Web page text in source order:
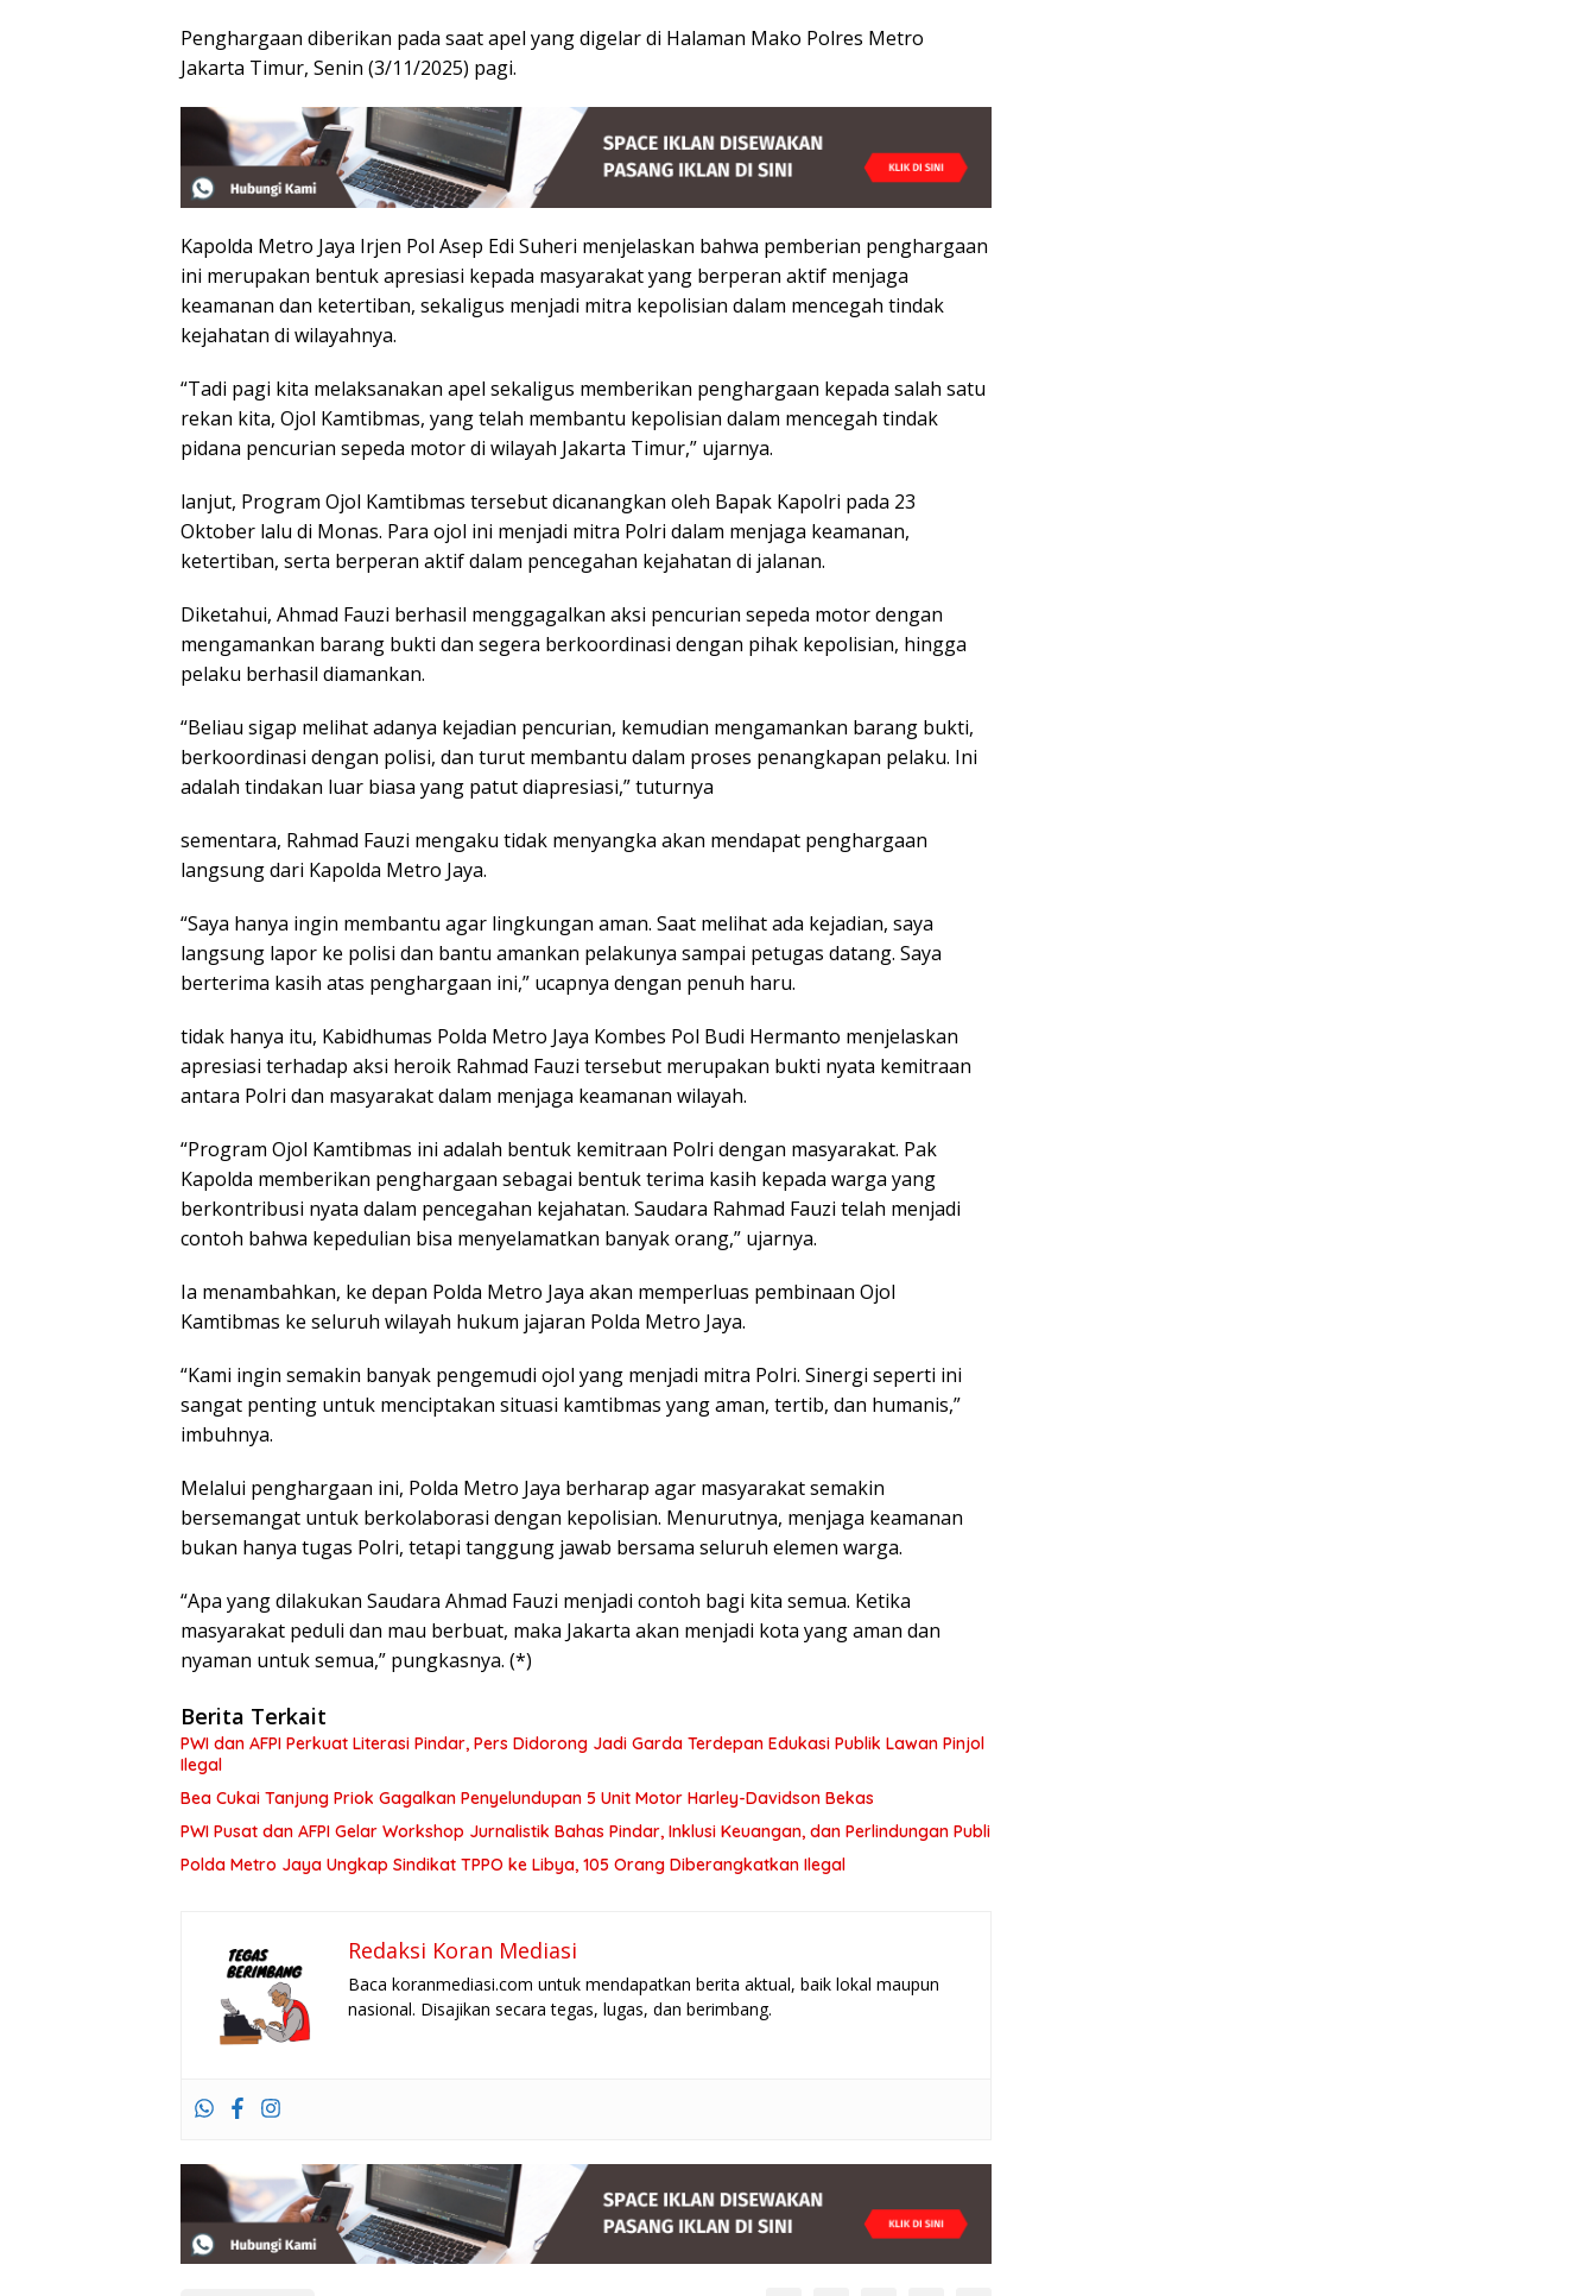
Penghargaan diberikan pada saat apel yang digelar di Halaman Mako Polres Metro
Jakarta Timur, Senin (3/11/2025) pagi.
Kapolda Metro Jaya Irjen Pol Asep Edi Suheri menjelaskan bahwa pemberian penghargaan
ini merupakan bentuk apresiasi kepada masyarakat yang berperan aktif menjaga
keamanan dan ketertiban, sekaligus menjadi mitra kepolisian dalam mencegah tindak
kejahatan di wilayahnya.
“Tadi pagi kita melaksanakan apel sekaligus memberikan penghargaan kepada salah satu
rekan kita, Ojol Kamtibmas, yang telah membantu kepolisian dalam mencegah tindak
pidana pencurian sepeda motor di wilayah Jakarta Timur,” ujarnya.
lanjut, Program Ojol Kamtibmas tersebut dicanangkan oleh Bapak Kapolri pada 23
Oktober lalu di Monas. Para ojol ini menjadi mitra Polri dalam menjaga keamanan,
ketertiban, serta berperan aktif dalam pencegahan kejahatan di jalanan.
Diketahui, Ahmad Fauzi berhasil menggagalkan aksi pencurian sepeda motor dengan
mengamankan barang bukti dan segera berkoordinasi dengan pihak kepolisian, hingga
pelaku berhasil diamankan.
“Beliau sigap melihat adanya kejadian pencurian, kemudian mengamankan barang bukti,
berkoordinasi dengan polisi, dan turut membantu dalam proses penangkapan pelaku. Ini
adalah tindakan luar biasa yang patut diapresiasi,” tuturnya
sementara, Rahmad Fauzi mengaku tidak menyangka akan mendapat penghargaan
langsung dari Kapolda Metro Jaya.
“Saya hanya ingin membantu agar lingkungan aman. Saat melihat ada kejadian, saya
langsung lapor ke polisi dan bantu amankan pelakunya sampai petugas datang. Saya
berterima kasih atas penghargaan ini,” ucapnya dengan penuh haru.
tidak hanya itu, Kabidhumas Polda Metro Jaya Kombes Pol Budi Hermanto menjelaskan
apresiasi terhadap aksi heroik Rahmad Fauzi tersebut merupakan bukti nyata kemitraan
antara Polri dan masyarakat dalam menjaga keamanan wilayah.
“Program Ojol Kamtibmas ini adalah bentuk kemitraan Polri dengan masyarakat. Pak
Kapolda memberikan penghargaan sebagai bentuk terima kasih kepada warga yang
berkontribusi nyata dalam pencegahan kejahatan. Saudara Rahmad Fauzi telah menjadi
contoh bahwa kepedulian bisa menyelamatkan banyak orang,” ujarnya.
Ia menambahkan, ke depan Polda Metro Jaya akan memperluas pembinaan Ojol
Kamtibmas ke seluruh wilayah hukum jajaran Polda Metro Jaya.
“Kami ingin semakin banyak pengemudi ojol yang menjadi mitra Polri. Sinergi seperti ini
sangat penting untuk menciptakan situasi kamtibmas yang aman, tertib, dan humanis,”
imbuhnya.
Melalui penghargaan ini, Polda Metro Jaya berharap agar masyarakat semakin
bersemangat untuk berkolaborasi dengan kepolisian. Menurutnya, menjaga keamanan
bukan hanya tugas Polri, tetapi tanggung jawab bersama seluruh elemen warga.
“Apa yang dilakukan Saudara Ahmad Fauzi menjadi contoh bagi kita semua. Ketika
masyarakat peduli dan mau berbuat, maka Jakarta akan menjadi kota yang aman dan
nyaman untuk semua,” pungkasnya. (*)
Berita Terkait
PWI dan AFPI Perkuat Literasi Pindar, Pers Didorong Jadi Garda Terdepan Edukasi Publik Lawan Pinjol
Ilegal
Bea Cukai Tanjung Priok Gagalkan Penyelundupan 5 Unit Motor Harley-Davidson Bekas
PWI Pusat dan AFPI Gelar Workshop Jurnalistik Bahas Pindar, Inklusi Keuangan, dan Perlindungan Publi
Polda Metro Jaya Ungkap Sindikat TPPO ke Libya, 105 Orang Diberangkatkan Ilegal
Redaksi Koran Mediasi
Baca koranmediasi.com untuk mendapatkan berita aktual, baik lokal maupun
nasional. Disajikan secara tegas, lugas, dan berimbang.